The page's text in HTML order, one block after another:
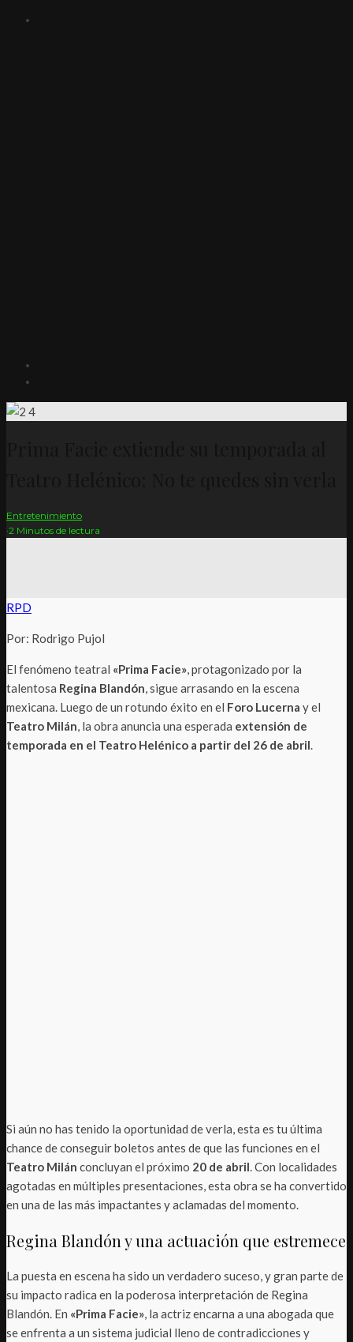
Entretenimiento
·2 Minutos de lectura
RPD
Por: Rodrigo Pujol
El fenómeno teatral «Prima Facie», protagonizado por la
talentosa Regina Blandón, sigue arrasando en la escena
mexicana. Luego de un rotundo éxito en el Foro Lucerna y el
Teatro Milán, la obra anuncia una esperada extensión de
temporada en el Teatro Helénico a partir del 26 de abril.
Si aún no has tenido la oportunidad de verla, esta es tu última
chance de conseguir boletos antes de que las funciones en el
Teatro Milán concluyan el próximo 20 de abril. Con localidades
agotadas en múltiples presentaciones, esta obra se ha convertido
en una de las más impactantes y aclamadas del momento.
Regina Blandón y una actuación que estremece
La puesta en escena ha sido un verdadero suceso, y gran parte de
su impacto radica en la poderosa interpretación de Regina
Blandón. En «Prima Facie», la actriz encarna a una abogada que
se enfrenta a un sistema judicial lleno de contradicciones y